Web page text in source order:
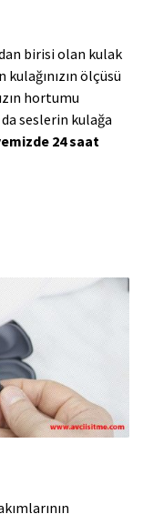
birisi olan kulak
ölçüsü
hortumu
seslerin kulağa
24 saat